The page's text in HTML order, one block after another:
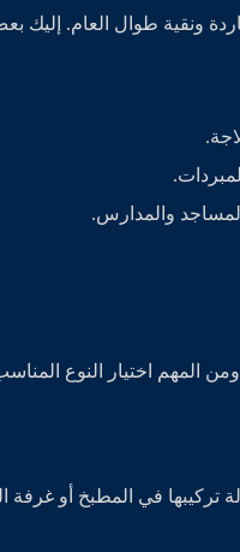
ونقية طوال العام. إليك
والمدارس.
المهم اختيار النوع
تركيبها في المطبخ أو غرفة